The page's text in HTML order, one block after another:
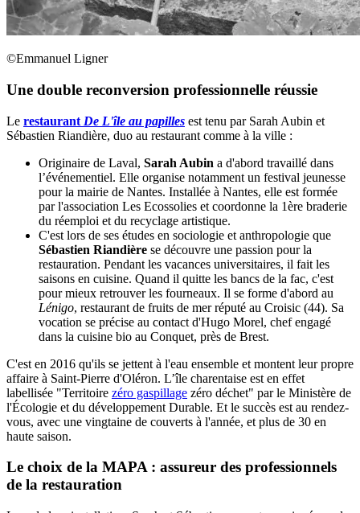
©Emmanuel Ligner
Une double reconversion professionnelle réussie
Le restaurant De L'île au papilles est tenu par Sarah Aubin et
Sébastien Riandière, duo au restaurant comme à la ville :
Originaire de Laval, Sarah Aubin a d'abord travaillé dans
l’événementiel. Elle organise notamment un festival jeunesse
pour la mairie de Nantes. Installée à Nantes, elle est formée
par l'association Les Ecossolies et coordonne la 1ère braderie
du réemploi et du recyclage artistique.
C'est lors de ses études en sociologie et anthropologie que
Sébastien Riandière se découvre une passion pour la
restauration. Pendant les vacances universitaires, il fait les
saisons en cuisine. Quand il quitte les bancs de la fac, c'est
pour mieux retrouver les fourneaux. Il se forme d'abord au
Lénigo, restaurant de fruits de mer réputé au Croisic (44). Sa
vocation se précise au contact d'Hugo Morel, chef engagé
dans la cuisine bio au Conquet, près de Brest.
C'est en 2016 qu'ils se jettent à l'eau ensemble et montent leur propre
affaire à Saint-Pierre d'Oléron. L’île charentaise est en effet
labellisée "Territoire zéro gaspillage zéro déchet" par le Ministère de
l'Écologie et du développement Durable. Et le succès est au rendez-
vous, avec une vingtaine de couverts à l'année, et plus de 30 en
haute saison.
Le choix de la MAPA : assureur des professionnels
de la restauration